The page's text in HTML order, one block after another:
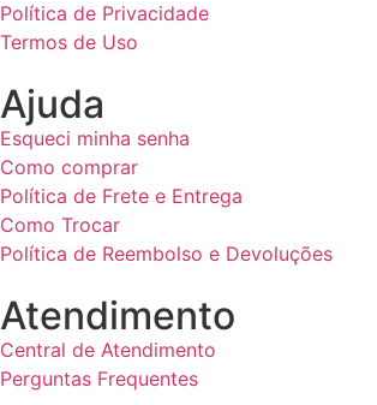
Política de Privacidade
Termos de Uso
Ajuda
Esqueci minha senha
Como comprar
Política de Frete e Entrega
Como Trocar
Política de Reembolso e Devoluções
Atendimento
Central de Atendimento
Perguntas Frequentes